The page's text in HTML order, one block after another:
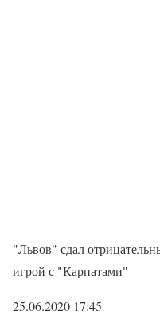
"Львов" сдал
игрой с "Карпатами"
25.06.2020 17:45